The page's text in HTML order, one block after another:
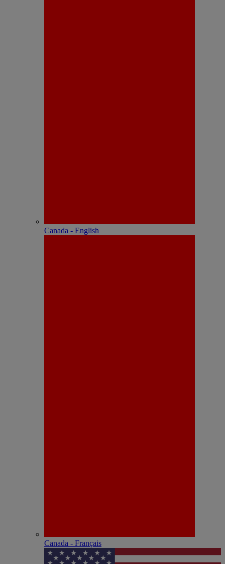
Canada - English
Canada - Français